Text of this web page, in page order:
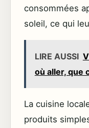
consommées
soleil, ce qui
LIRE AUSSI
où aller, que
La cuisine
produits